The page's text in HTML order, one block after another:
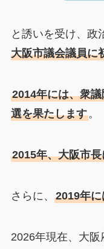
と誘いを受け、政
大阪市議会議員に
2014年には、衆
選を果たします。
2015年、大阪市
さらに、 2019年
2026年現在、大